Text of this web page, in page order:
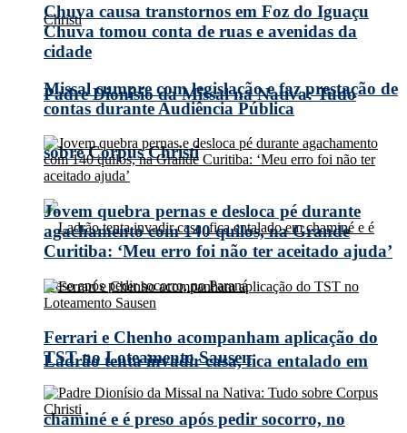
Padre Dionísio da Missal na Nativa: Tudo
sobre Corpus Christi
Ladrão tenta invadir casa, fica entalado em
chaminé e é preso após pedir socorro, no
Chuva causa transtornos em Foz do Iguaçu
Chuva tomou conta de ruas e avenidas da
cidade
Missal cumpre com legislação e faz prestação de
contas durante Audiência Pública
Jovem quebra pernas e desloca pé durante
agachamento com 140 quilos, na Grande
Curitiba: ‘Meu erro foi não ter aceitado ajuda’
Ferrari e Chenho acompanham aplicação do
TST no Loteamento Sausen